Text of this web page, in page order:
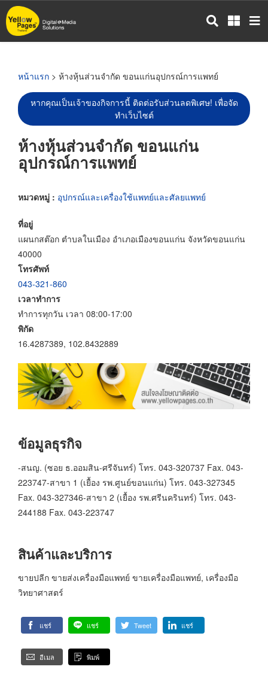
ข้าม
ไป
หน้าแรก > ห้างหุ้นส่วนจำกัด ขอนแก่นอุปกรณ์การแพทย์
หากคุณเป็นเจ้าของกิจการนี้ ติดต่อรับส่วนลดพิเศษ! เพื่อจัด
ทำเว็บไซต์
ห้างหุ้นส่วนจำกัด ขอนแก่น
อุปกรณ์การแพทย์
หมวดหมู่ : อุปกรณ์และเครื่องใช้แพทย์และศัลยแพทย์
ที่อยู่
แผนกสต๊อก ตำบลในเมือง อำเภอเมืองขอนแก่น จังหวัดขอนแก่น
40000
โทรศัพท์
043-321-860
เวลาทำการ
ทำการทุกวัน เวลา 08:00-17:00
พิกัด
16.4287389, 102.8432889
ข้อมูลธุรกิจ
-สนญ. (ซอย ธ.ออมสิน-ศรีจันทร์) โทร. 043-320737 Fax. 043-
223747-สาขา 1 (เยื้อง รพ.ศูนย์ขอนแก่น) โทร. 043-327345
Fax. 043-327346-สาขา 2 (เยื้อง รพ.ศรีนครินทร์) โทร. 043-
244188 Fax. 043-223747
สินค้าและบริการ
ขายปลีก ขายส่งเครื่องมือแพทย์ ขายเครื่องมือแพทย์, เครื่องมือ
วิทยาศาสตร์
แชร์ แชร์ Tweet แชร์
อีเมล พิมพ์